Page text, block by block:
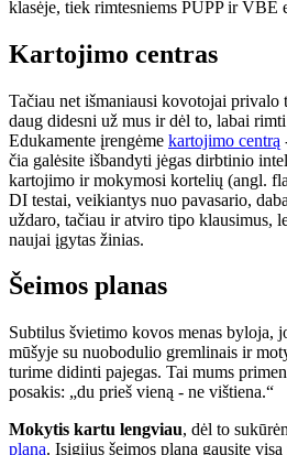
klasėje, tiek rimtesniems PUPP ir VBE
Kartojimo centras
Tačiau net išmaniausi kovotojai privalo
daug didesni už mus ir dėl to, labai
Edukamente įrengėme kartojimo centrą
čia galėsite išbandyti jėgas dirbtinio
kartojimo ir mokymosi kortelių (angl.
DI testai, veikiantys nuo pavasario,
uždaro, tačiau ir atviro tipo klausimus,
naujai įgytas žinias.
Šeimos planas
Subtilus švietimo kovos menas byloja,
mūšyje su nuobodulio gremlinais ir
turime didinti pajegas. Tai mums
posakis: „du prieš vieną - ne vištiena.“
Mokytis kartu lengviau, dėl to
planą. Įsigijus šeimos planą gausite